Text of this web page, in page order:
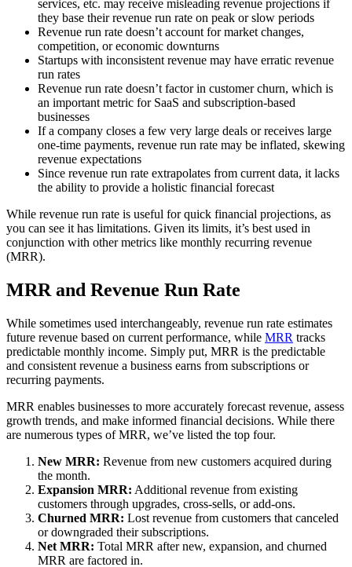
services, etc. may receive misleading revenue projections if
they base their revenue run rate on peak or slow periods
Revenue run rate doesn’t account for market changes,
competition, or economic downturns
Startups with inconsistent revenue may have erratic revenue
run rates
Revenue run rate doesn’t factor in customer churn, which is
an important metric for SaaS and subscription-based
businesses
If a company closes a few very large deals or receives large
one-time payments, revenue run rate may be inflated, skewing
revenue expectations
Since revenue run rate extrapolates from current data, it lacks
the ability to provide a holistic financial forecast
While revenue run rate is useful for quick financial projections, as
you can see it has limitations. Given its limits, it’s best used in
conjunction with other metrics like monthly recurring revenue
(MRR).
MRR and Revenue Run Rate
While sometimes used interchangeably, revenue run rate estimates
future revenue based on current performance, while MRR tracks
predictable monthly income. Simply put, MRR is the predictable
and consistent revenue a business earns from subscriptions or
recurring payments.
MRR enables businesses to more accurately forecast revenue, assess
growth trends, and make informed financial decisions. While there
are numerous types of MRR, we’ve listed the top four.
New MRR: Revenue from new customers acquired during
the month.
Expansion MRR: Additional revenue from existing
customers through upgrades, cross-sells, or add-ons.
Churned MRR: Lost revenue from customers that canceled
or downgraded their subscriptions.
Net MRR: Total MRR after new, expansion, and churned
MRR are factored in.